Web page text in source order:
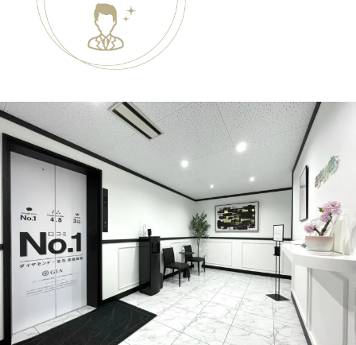
ヴェラウォン
FERNANDA フェルナンダ
ヴェラウォン
MARTHE マルテ
ASK
SAGE セージ
ASK
ヴェラウォン
IRIS アイリス